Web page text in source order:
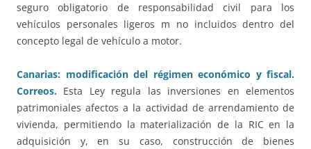
seguro obligatorio de responsabilidad civil para los
vehículos personales ligeros m no incluidos dentro del
concepto legal de vehículo a motor.
Canarias: modificación del régimen económico y fiscal.
Correos. Esta Ley regula las inversiones en elementos
patrimoniales afectos a la actividad de arrendamiento de
vivienda, permitiendo la materialización de la RIC en la
adquisición y, en su caso, construcción de bienes